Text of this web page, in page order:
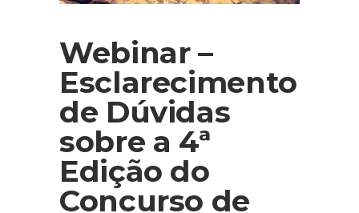
Webinar –
Esclarecimento
de Dúvidas
sobre a 4ª
Edição do
Concurso de